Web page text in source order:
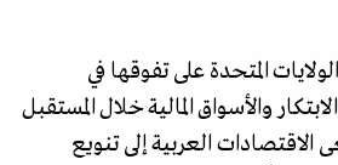
المتحدة على تفوقها في
والأسواق المالية خلال المستقبل
العربية إلى تنويع